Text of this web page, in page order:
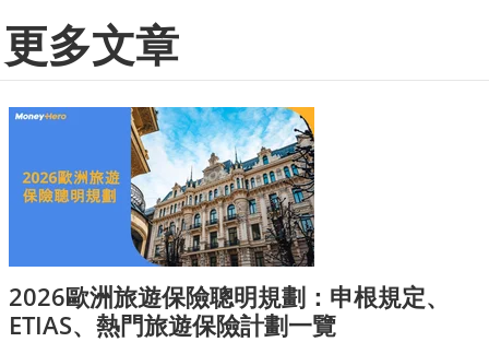
更多文章
2026歐洲旅遊保險聰明規劃：申根規定、
ETIAS、熱門旅遊保險計劃一覽